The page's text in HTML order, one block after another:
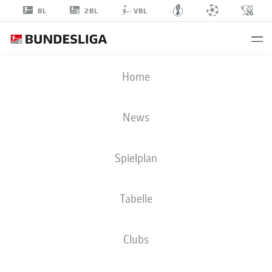
BL 2BL VBL
Home
News
Spielplan
Tabelle
Clubs